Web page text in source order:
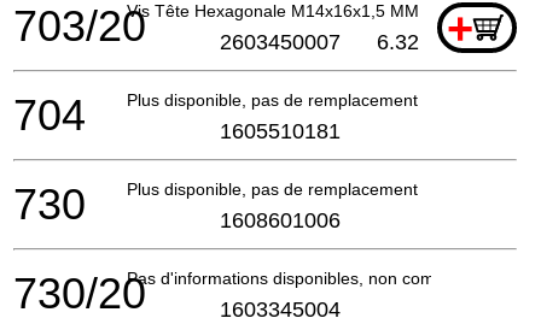
Vis Tête Hexagonale M14x16x1,5 MM +
703/20 2603450007 6.32
Plus disponible, pas de remplacement
704 1605510181
Plus disponible, pas de remplacement
730 1608601006
Pas d'informations disponibles, non commandable
730/20 1603345004